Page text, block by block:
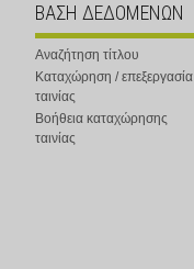
ΒΑΣΗ ΔΕΔΟΜΕΝΩΝ
Αναζήτηση τίτλου
Καταχώρηση / επεξεργασία
ταινίας
Βοήθεια καταχώρησης
ταινίας